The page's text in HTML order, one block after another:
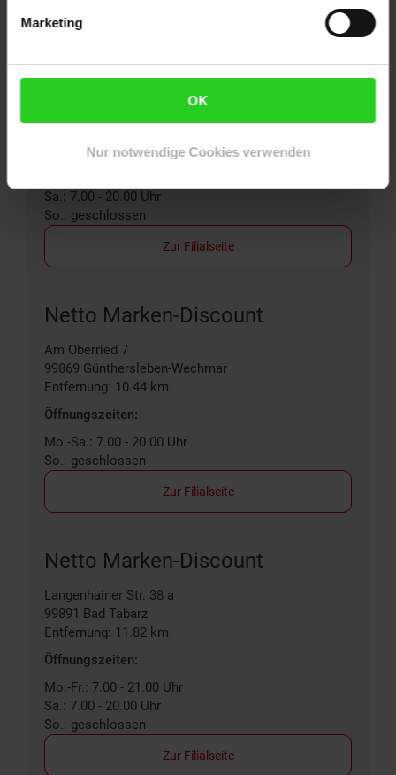
Marketing
OK
Nur notwendige Cookies verwenden
Entfernung: 10.34 km
Öffnungszeiten:
Sa.: 7.00 - 20.00 Uhr
So.: geschlossen
Zur Filialseite
Netto Marken-Discount
Am Oberried 7
99869 Günthersleben-Wechmar
Entfernung: 10.44 km
Öffnungszeiten:
Mo.-Sa.: 7.00 - 20.00 Uhr
So.: geschlossen
Zur Filialseite
Netto Marken-Discount
Langenhainer Str. 38 a
99891 Bad Tabarz
Entfernung: 11.82 km
Öffnungszeiten:
Mo.-Fr.: 7.00 - 21.00 Uhr
Sa.: 7.00 - 20.00 Uhr
So.: geschlossen
Zur Filialseite